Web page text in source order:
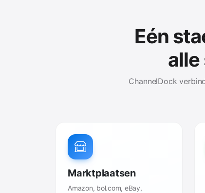
Eén
ChannelDock
Marktplaatsen
Amazon, bol.com, eBay,